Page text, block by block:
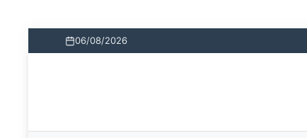
06/08/2026